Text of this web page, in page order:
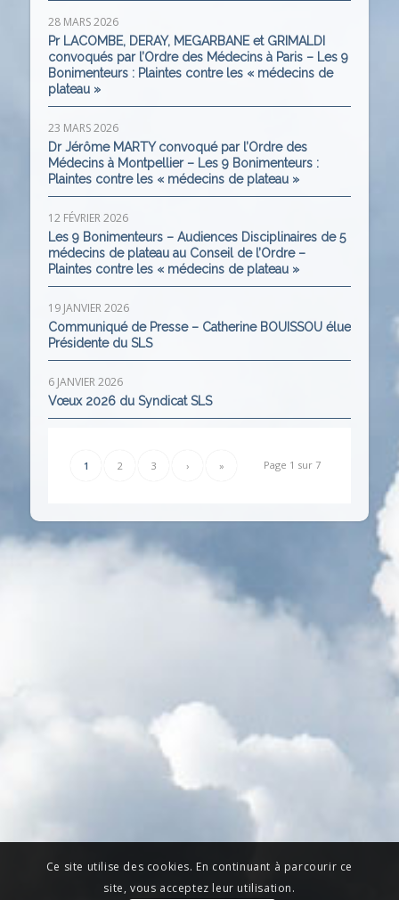
28 MARS 2026
Pr LACOMBE, DERAY, MEGARBANE et GRIMALDI
convoqués par l’Ordre des Médecins à Paris – Les 9
Bonimenteurs : Plaintes contre les « médecins de
plateau »
23 MARS 2026
Dr Jérôme MARTY convoqué par l’Ordre des
Médecins à Montpellier – Les 9 Bonimenteurs :
Plaintes contre les « médecins de plateau »
12 FÉVRIER 2026
Les 9 Bonimenteurs – Audiences Disciplinaires de 5
médecins de plateau au Conseil de l’Ordre –
Plaintes contre les « médecins de plateau »
19 JANVIER 2026
Communiqué de Presse – Catherine BOUISSOU élue
Présidente du SLS
6 JANVIER 2026
Vœux 2026 du Syndicat SLS
Page 1 sur 7
1 2 3 › »
Ce site utilise des cookies. En continuant à parcourir ce
site, vous acceptez leur utilisation.